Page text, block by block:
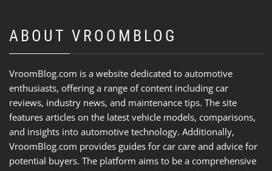
ABOUT VROOMBLOG
VroomBlog.com is a website dedicated to automotive
enthusiasts, offering a range of content including car
reviews, industry news, and maintenance tips. The site
features articles on the latest vehicle models, comparisons,
and insights into automotive technology. Additionally,
VroomBlog.com provides guides for car care and advice for
potential buyers. The platform aims to be a comprehensive